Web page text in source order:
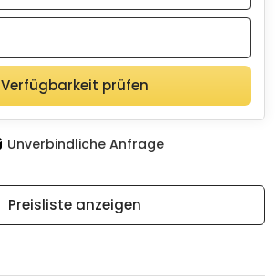
Verfügbarkeit prüfen
Unverbindliche Anfrage
Preisliste anzeigen